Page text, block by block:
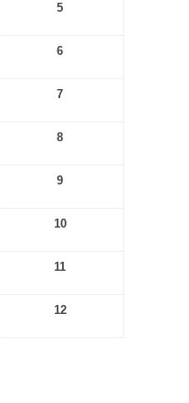
5
6
7
8
9
10
11
12